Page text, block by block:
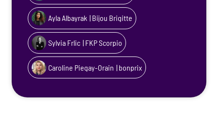
Ayla Albayrak | Bijou Brigitte
Sylvia Frlic | FKP Scorpio
Caroline Piegay-Orain | bonprix